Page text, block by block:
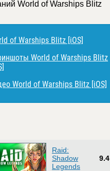
World of Warships Blitz
of Warships Blitz [iOS]
World of Warships Blitz
World of Warships Blitz [iOS]
Raid:
Shadow
Legends
9.4